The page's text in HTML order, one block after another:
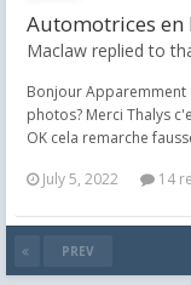
Automotrices en
Maclaw replied to
Bonjour Apparemment
photos? Merci Thalys
OK cela remarche
July 5, 2022
14
PREV